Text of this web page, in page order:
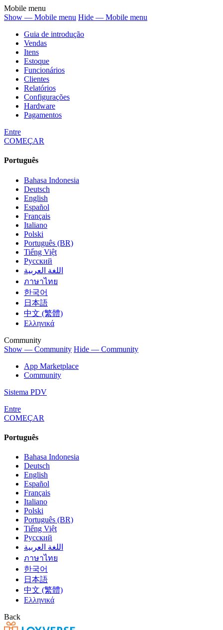
Mobile menu
Show — Mobile menu Hide — Mobile menu
Guia de introdução
Vendas
Itens
Estoque
Funcionários
Clientes
Relatórios
Configurações
Hardware
Pagamentos
Entre
COMEÇAR
Português
Bahasa Indonesia
Deutsch
English
Español
Français
Italiano
Polski
Português (BR)
Tiếng Việt
Русский
اللغة العربية
ภาษาไทย
한국어
日本語
中文 (繁體)
Ελληνικά
Community
Show — Community Hide — Community
App Marketplace
Community
Sistema PDV
Entre
COMEÇAR
Português
Bahasa Indonesia
Deutsch
English
Español
Français
Italiano
Polski
Português (BR)
Tiếng Việt
Русский
اللغة العربية
ภาษาไทย
한국어
日本語
中文 (繁體)
Ελληνικά
Back